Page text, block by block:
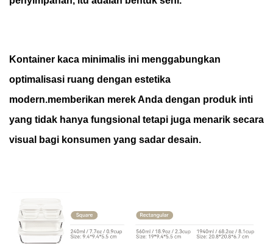
Kontainer kaca minimalis ini menggabungkan
optimalisasi ruang dengan estetika
modern.memberikan merek Anda dengan produk inti
yang tidak hanya fungsional tetapi juga menarik secara
visual bagi konsumen yang sadar desain.